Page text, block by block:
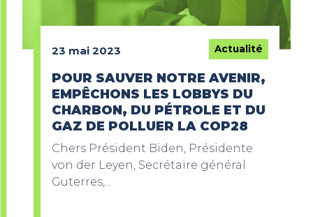
23 mai 2023 Actualité
POUR SAUVER NOTRE AVENIR,
EMPÊCHONS LES LOBBYS DU
CHARBON, DU PÉTROLE ET DU
GAZ DE POLLUER LA COP28
Chers Président Biden, Présidente
von der Leyen, Secrétaire général
Guterres,...